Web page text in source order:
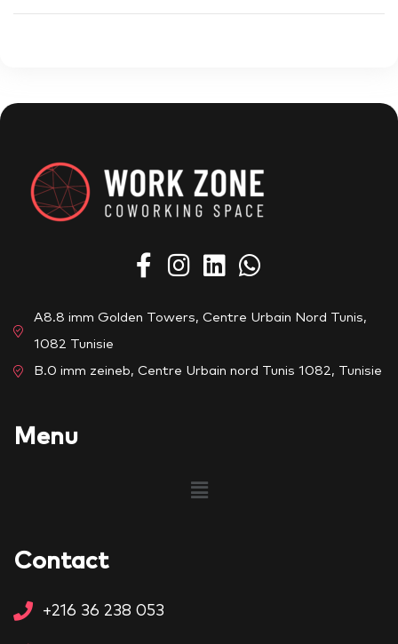
A8.8 imm Golden Towers, Centre Urbain Nord Tunis,
1082 Tunisie
B.0 imm zeineb, Centre Urbain nord Tunis 1082, Tunisie
Menu
Contact
+216 36 238 053